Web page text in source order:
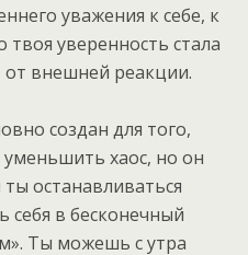
уважения к себе, к
твоя уверенность стала
от внешней реакции.
создан для того,
хаос, но он
останавливаться
в бесконечный
Ты можешь с утра